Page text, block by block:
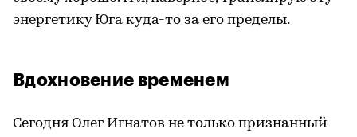
энергетику Юга куда-то за его пределы.
Вдохновение временем
Сегодня Олег Игнатов не только признанный